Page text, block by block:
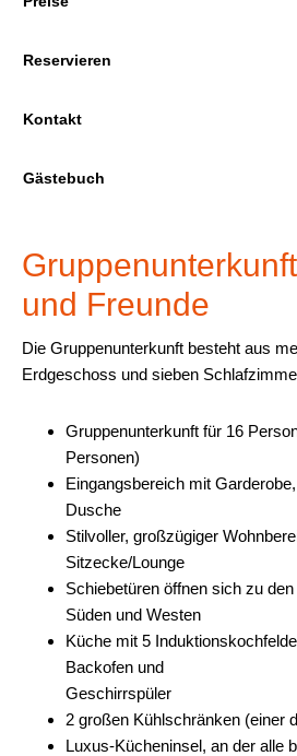
Reservieren
Kontakt
Gästebuch
und Freunde
Die Gruppenunterkunft besteht aus
Erdgeschoss und sieben
Gruppenunterkunft für 16
Personen)
Eingangsbereich mit
Dusche
Stilvoller, großzügiger
Sitzecke/Lounge
Schiebetüren öffnen sich zu
Süden und Westen
Küche mit 5
Backofen und
Geschirrspüler
2 großen Kühlschränken (einer
Luxus-Kücheninsel, an der alle